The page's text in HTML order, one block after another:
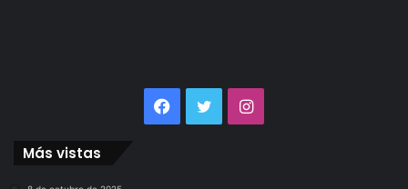
Facebook
TwitterInstagram
Más vistas